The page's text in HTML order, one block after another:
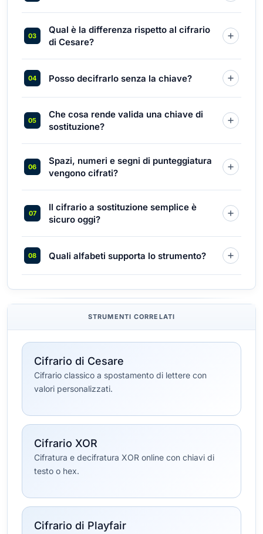
Qual è la differenza rispetto al cifrario
di Cesare?
Posso decifrarlo senza la chiave?
Che cosa rende valida una chiave di
sostituzione?
Spazi, numeri e segni di punteggiatura
vengono cifrati?
Il cifrario a sostituzione semplice è
sicuro oggi?
Quali alfabeti supporta lo strumento?
STRUMENTI CORRELATI
Cifrario di Cesare
Cifrario classico a spostamento di lettere con
valori personalizzati.
Cifrario XOR
Cifratura e decifratura XOR online con chiavi di
testo o hex.
Cifrario di Playfair